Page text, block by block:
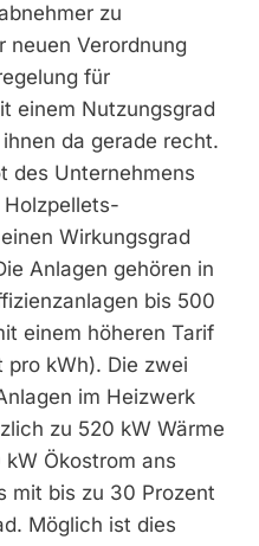
zu
neuen Verordnung
für
einem Nutzungsgrad
da gerade recht.
des Unternehmens
Holzpellets-
Wirkungsgrad
Anlagen gehören in
bis 500
einem höheren Tarif
kWh). Die zwei
im Heizwerk
zu 520 kW Wärme
Ökostrom ans
mit bis zu 30 Prozent
Möglich ist dies